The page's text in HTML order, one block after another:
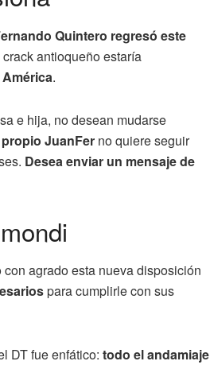
Quintero regresó este
antioqueño estaría
.
e hija, no desean mudarse
JuanFer no quiere seguir
Desea enviar un mensaje de
con agrado esta nueva disposición
para cumplirle con sus
DT fue enfático: todo el andamiaje